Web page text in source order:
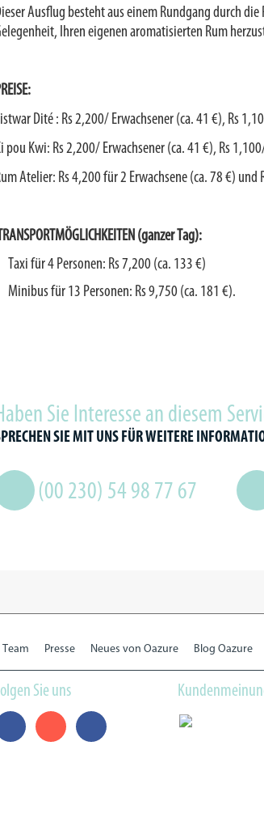
Ausflug besteht aus einem Rundgang durch
Ihren eigenen aromatisierten Rum
Dité : Rs 2,200/ Erwachsener (ca. 41 €), Rs
pou Kwi: Rs 2,200/ Erwachsener (ca. 41 €), Rs
Atelier: Rs 4,200 für 2 Erwachsene (ca. 78 €)
(ganzer Tag):
Taxi für 4 Personen: Rs 7,200 (ca. 133 €)
Minibus für 13 Personen: Rs 9,750 (ca. 181 €).
Sie Interesse an diesem
SIE MIT UNS FÜR WEITERE
(00 230) 54 98 77 67
Presse Neues von Oazure Blog Oazure
Sie uns